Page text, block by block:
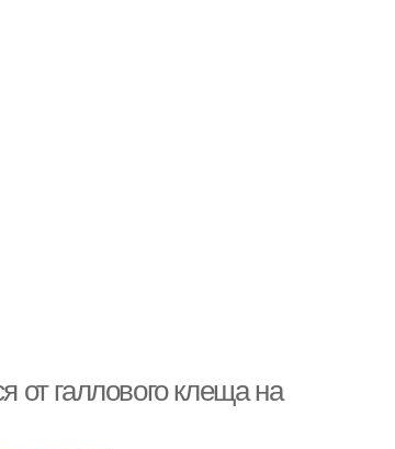
галлового клеща на